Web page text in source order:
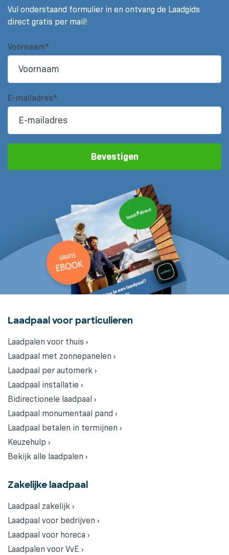
Vul onderstaand formulier in en ontvang de Laadgids
direct gratis per mail!
Voornaam*
E-mailadres*
Bevestigen
Laadpaal voor particulieren
Laadpalen voor thuis ›
Laadpaal met zonnepanelen ›
Laadpaal per automerk ›
Laadpaal installatie ›
Bidirectionele laadpaal ›
Laadpaal monumentaal pand ›
Laadpaal betalen in termijnen ›
Keuzehulp ›
Bekijk alle laadpalen ›
Zakelijke laadpaal
Laadpaal zakelijk ›
Laadpaal voor bedrijven ›
Laadpaal voor horeca ›
Laadpalen voor VvE ›